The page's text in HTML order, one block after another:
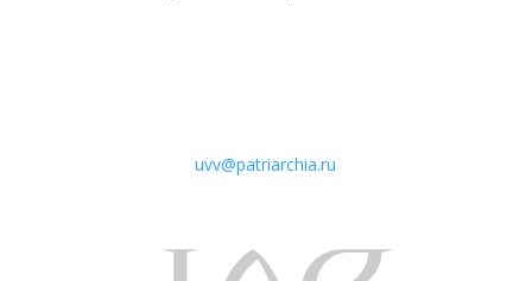
uvv@patriarchia.ru